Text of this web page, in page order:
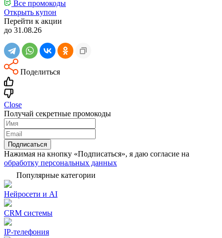
Все промокоды
Открыть купон
Перейти к акции
до 31.08.26
Поделиться
Close
Получай секретные промокоды
Подписаться
Нажимая на кнопку «Подписаться», я даю согласие на
обработку персональных данных
Популярные категории
Нейросети и AI
CRM системы
IP-телефония